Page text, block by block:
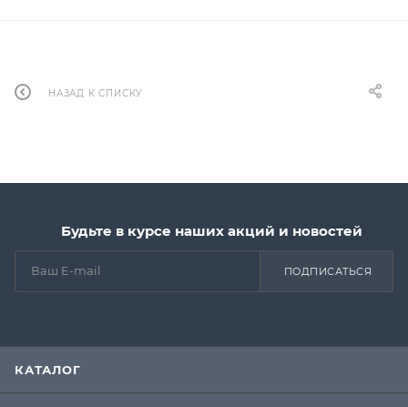
НАЗАД К СПИСКУ
Будьте в курсе наших акций и новостей
ПОДПИСАТЬСЯ
КАТАЛОГ